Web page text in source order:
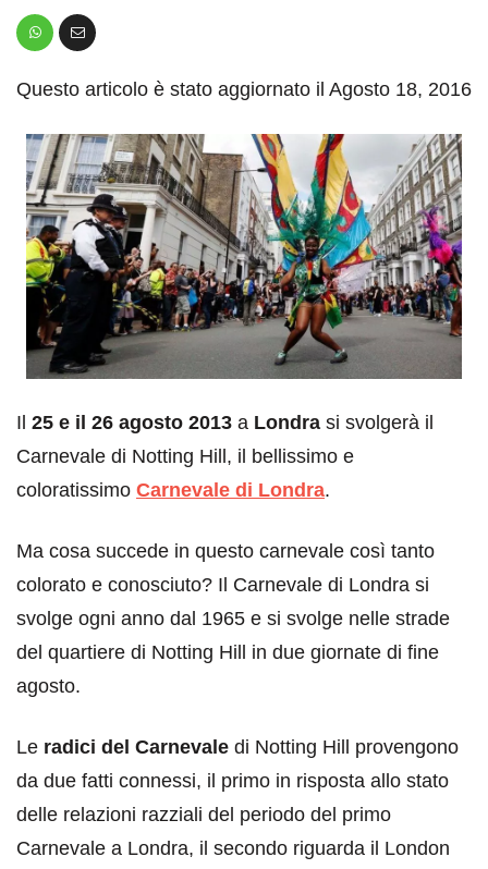
Questo articolo è stato aggiornato il Agosto 18, 2016
Il 25 e il 26 agosto 2013 a Londra si svolgerà il
Carnevale di Notting Hill, il bellissimo e
coloratissimo Carnevale di Londra.
Ma cosa succede in questo carnevale così tanto
colorato e conosciuto? Il Carnevale di Londra si
svolge ogni anno dal 1965 e si svolge nelle strade
del quartiere di Notting Hill in due giornate di fine
agosto.
Le radici del Carnevale di Notting Hill provengono
da due fatti connessi, il primo in risposta allo stato
delle relazioni razziali del periodo del primo
Carnevale a Londra, il secondo riguarda il London